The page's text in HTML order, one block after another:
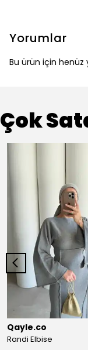
Yorumlar
Bu ürün için henüz
Çok
Qayle.co
Randi Elbise